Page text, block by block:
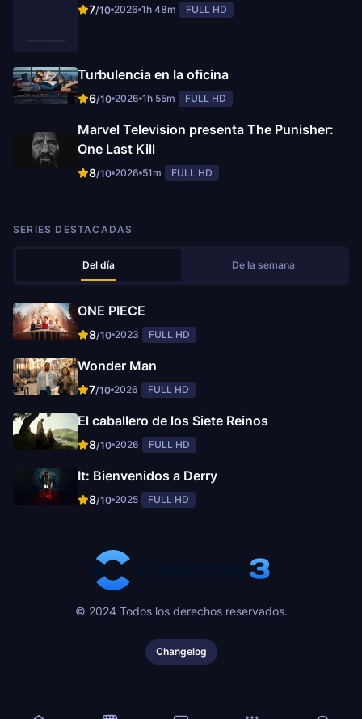
7/10 2026 1h 48m FULL HD
Turbulencia en la oficina
6/10 2026 1h 55m FULL HD
Marvel Television presenta The Punisher:
One Last Kill
8/10 2026 51m FULL HD
SERIES DESTACADAS
Del día De la semana
ONE PIECE
8/10 2023 FULL HD
Wonder Man
7/10 2026 FULL HD
El caballero de los Siete Reinos
8/10 2026 FULL HD
It: Bienvenidos a Derry
8/10 2025 FULL HD
© 2024 Todos los derechos reservados.
Changelog